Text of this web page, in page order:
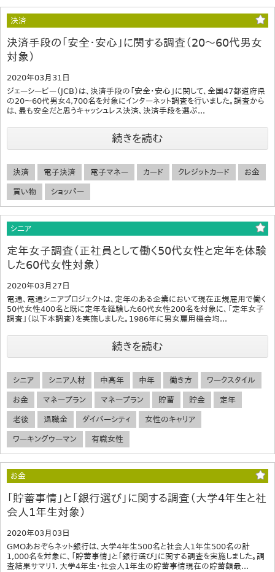
決済
決済手段の「安全・安心」に関する調査（20～60代男女
対象）
2020年03月31日
ジェーシービー（JCB）は、決済手段の「安全・安心」に関して、全国47都道府県
の20～60代男女4,700名を対象にインターネット調査を行いました。調査から
は、最も安全だと思うキャッシュレス決済、決済手段を選ぶ...
続きを読む
決済 電子決済 電子マネー カード クレジットカード お金
買い物 ショッパー
シニア
定年女子調査（正社員として働く50代女性と定年を体験
した60代女性対象）
2020年03月27日
電通、電通シニアプロジェクトは、定年のある企業において現在正規雇用で働く
50代女性400名と既に定年を経験した60代女性200名を対象に、「定年女子
調査」（以下本調査）を実施しました。1986年に男女雇用機会均...
続きを読む
シニア シニア人材 中高年 中年 働き方 ワークスタイル
お金 マネープラン マネープラン 貯蓄 貯金 定年
老後 退職金 ダイバーシティ 女性のキャリア
ワーキングウーマン 有職女性
お金
「貯蓄事情」と「銀行選び」に関する調査（大学4年生と社
会人1年生対象）
2020年03月03日
GMOあおぞらネット銀行は、大学4年生500名と社会人1年生500名の計
1,000名を対象に、「貯蓄事情」と「銀行選び」に関する調査を実施しました。調
査結果サマリ１．大学4年生・社会人1年生の貯蓄事情現在の貯蓄額最...